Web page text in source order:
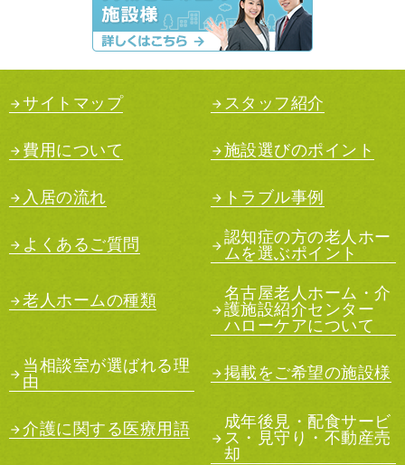
サイトマップ スタッフ紹介
費用について 施設選びのポイント
入居の流れ トラブル事例
よくあるご質問
認知症の方の老人ホー
ムを選ぶポイント
老人ホームの種類
名古屋老人ホーム・介
護施設紹介センター
ハローケアについて
当相談室が選ばれる理
由
掲載をご希望の施設様
介護に関する医療用語
成年後見・配食サービ
ス・見守り・不動産売
却